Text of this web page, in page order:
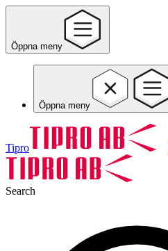
Öppna meny
Öppna meny
Tipro
Search